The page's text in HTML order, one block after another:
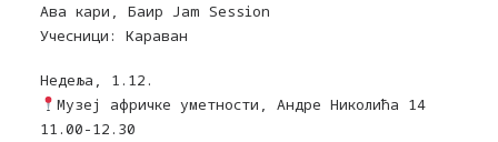
Ава кари, Баир Јam Session
Учесници: Караван
Недеља, 1.12.
Музеј афричке уметности, Андре Николића 14
11.00-12.30